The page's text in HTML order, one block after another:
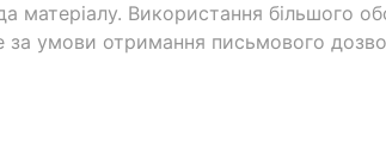
матеріалу. Використання більшого
умови отримання письмового